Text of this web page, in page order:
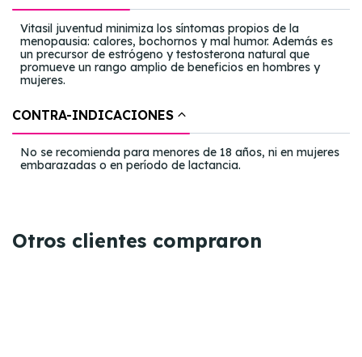
Vitasil juventud minimiza los síntomas propios de la
menopausia: calores, bochornos y mal humor. Además es
un precursor de estrógeno y testosterona natural que
promueve un rango amplio de beneficios en hombres y
mujeres.
CONTRA-INDICACIONES
No se recomienda para menores de 18 años, ni en mujeres
embarazadas o en período de lactancia.
Otros clientes compraron